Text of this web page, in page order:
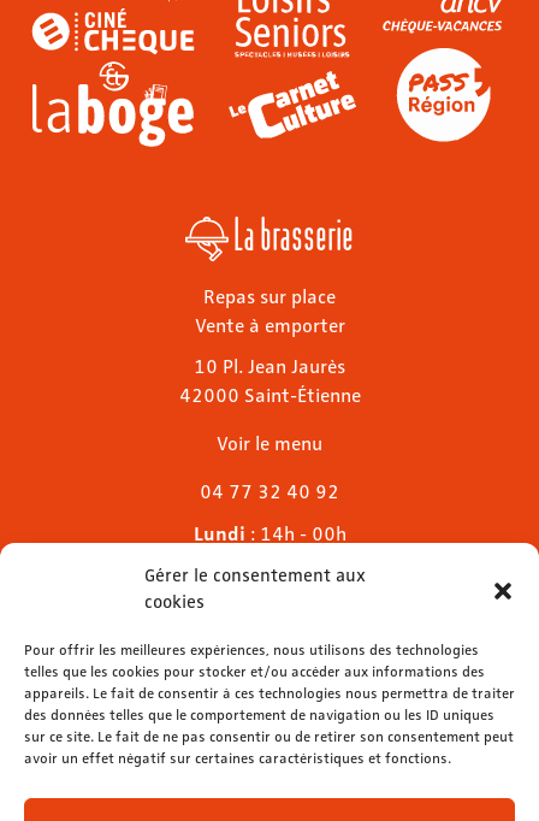
Gérer le consentement aux
cookies
Pour offrir les meilleures expériences, nous utilisons des technologies
telles que les cookies pour stocker et/ou accéder aux informations des
appareils. Le fait de consentir à ces technologies nous permettra de traiter
des données telles que le comportement de navigation ou les ID uniques
sur ce site. Le fait de ne pas consentir ou de retirer son consentement peut
avoir un effet négatif sur certaines caractéristiques et fonctions.
La brasserie
Repas sur place
Vente à emporter
10 Pl. Jean Jaurès
42000 Saint-Étienne
Voir le menu
04 77 32 40 92
Lundi : 14h - 00h
Mardi & mercredi
Jeudi
Dimanche: 11h - 00h
04 77 32 32 01